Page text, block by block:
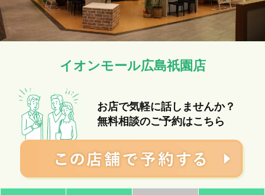
イオンモール広島祇園店
お店で気軽に話しませんか？
無料相談のご予約はこちら